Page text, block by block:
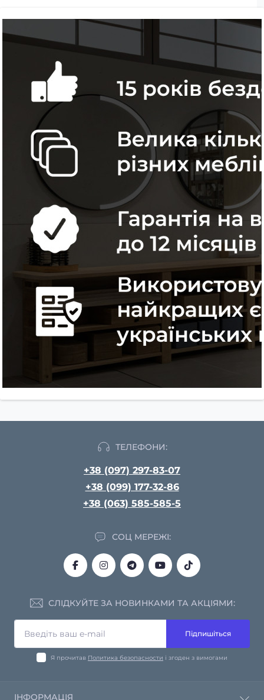
ТЕЛЕФОНИ:
+38 (097) 297-83-07
+38 (099) 177-32-86
+38 (063) 585-585-5
СОЦ МЕРЕЖІ:
СЛІДКУЙТЕ ЗА НОВИНКАМИ ТА АКЦІЯМИ:
Підпишіться
Я прочитав Политика безопасности і згоден з вимогами
ІНФОРМАЦІЯ